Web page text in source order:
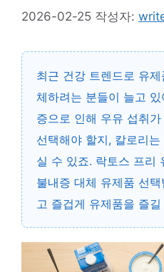
2026-02-25 작성자:
최근 건강 트렌드로 유
체하려는 분들이 늘고
증으로 인해 우유 섭취
선택해야 할지, 칼로리
실 수 있죠. 락토스 프리
불내증 대체 유제품 선
고 즐겁게 유제품을 즐